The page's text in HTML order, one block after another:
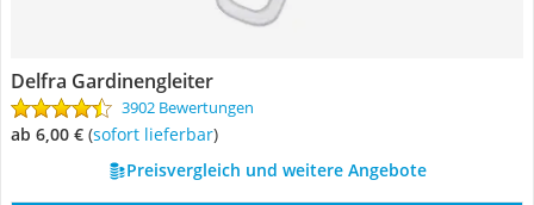
Delfra Gardinengleiter
3902 Bewertungen
ab 6,00 € ( Sofort lieferbar)
Preisvergleich und weitere Angebote